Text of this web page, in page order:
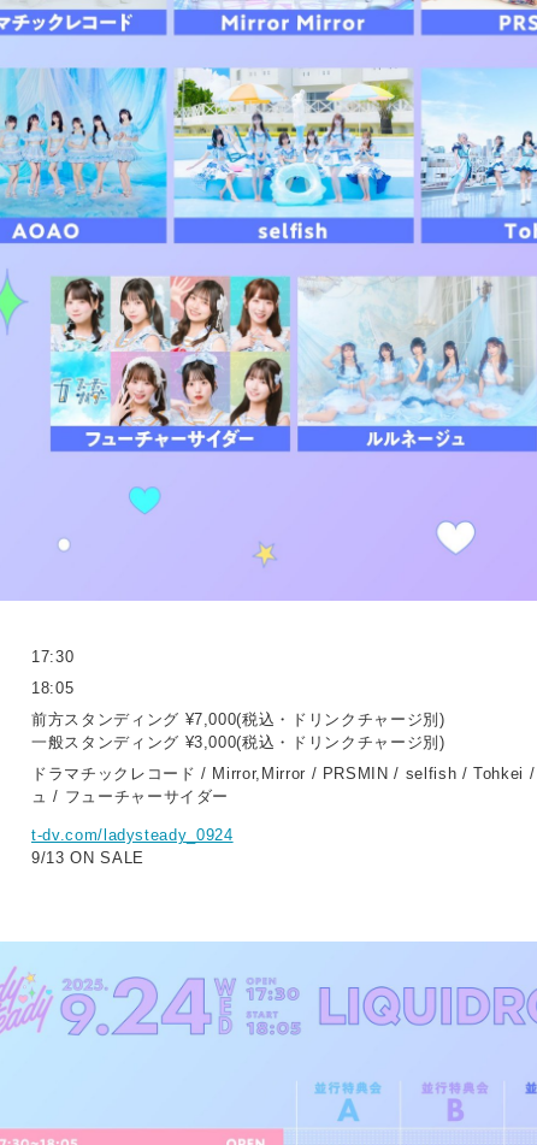
17:30
18:05
前方スタンディング ¥7,000(税込・ドリンクチャージ別)
一般スタンディング ¥3,000(税込・ドリンクチャージ別)
ドラマチックレコード / Mirror,Mirror / PRSMIN / selfish / Tohkei
ュ / フューチャーサイダー
t-dv.com/ladysteady_0924
9/13 ON SALE